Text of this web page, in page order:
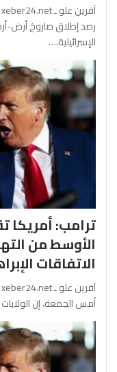
رصد إطلاق صاروخ أرض-
الإسرائيلية،…
ترامب: أمريكا
الأوسط من
الاتفاقات
أمس الجمعة، إن